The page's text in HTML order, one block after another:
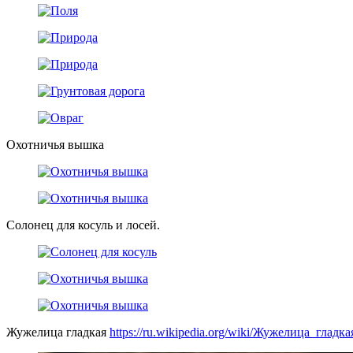
Охотничья вышка
Солонец для косуль и лосей.
Жужелица гладкая https://ru.wikipedia.org/wiki/